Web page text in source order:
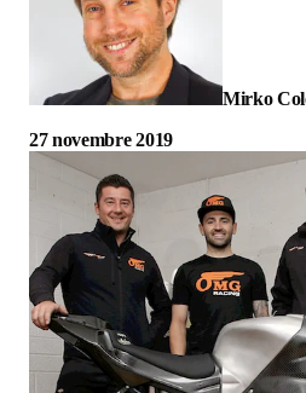
Mirko
27 novembre 2019